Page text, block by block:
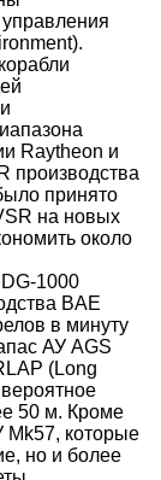
Raytheon и
производства
принято
на новых
около
1000
BAE
в минуту
АУ AGS
(Long
50 м. Кроме
Mk57, которые
но и более